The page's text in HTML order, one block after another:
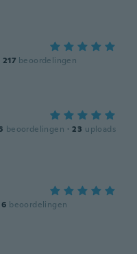
217 beoordelingen
beoordelingen · 23 uploads
6 beoordelingen